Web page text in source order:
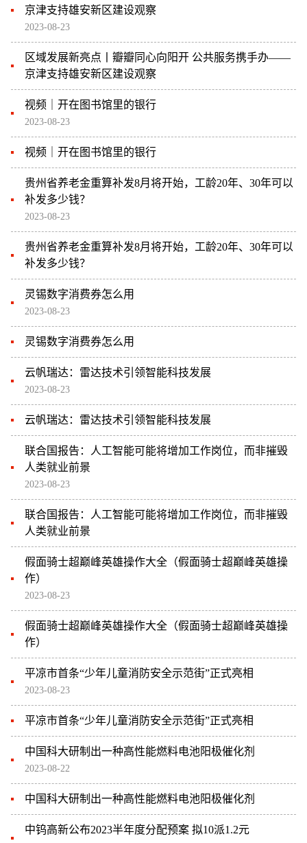
京津支持雄安新区建设观察
2023-08-23
区域发展新亮点丨瓣瓣同心向阳开 公共服务携手办——
京津支持雄安新区建设观察
视频｜开在图书馆里的银行
2023-08-23
视频｜开在图书馆里的银行
贵州省养老金重算补发8月将开始，工龄20年、30年可以
补发多少钱？
2023-08-23
贵州省养老金重算补发8月将开始，工龄20年、30年可以
补发多少钱？
灵锡数字消费券怎么用
2023-08-23
灵锡数字消费券怎么用
云帆瑞达：雷达技术引领智能科技发展
2023-08-23
云帆瑞达：雷达技术引领智能科技发展
联合国报告：人工智能可能将增加工作岗位，而非摧毁
人类就业前景
2023-08-23
联合国报告：人工智能可能将增加工作岗位，而非摧毁
人类就业前景
假面骑士超巅峰英雄操作大全（假面骑士超巅峰英雄操
作）
2023-08-23
假面骑士超巅峰英雄操作大全（假面骑士超巅峰英雄操
作）
平凉市首条“少年儿童消防安全示范街”正式亮相
2023-08-23
平凉市首条“少年儿童消防安全示范街”正式亮相
中国科大研制出一种高性能燃料电池阳极催化剂
2023-08-22
中国科大研制出一种高性能燃料电池阳极催化剂
中钨高新公布2023半年度分配预案 拟10派1.2元